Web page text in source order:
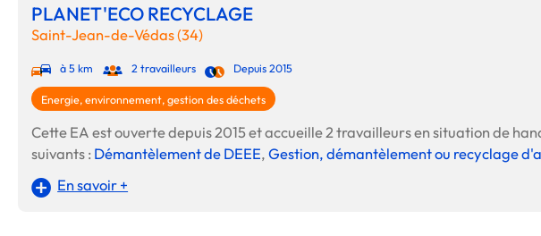
PLANET'ECO RECYCLAGE
Saint-Jean-de-Védas (34)
à 5 km 2 travailleurs Depuis 2015
Energie, environnement, gestion des déchets
Cette EA est ouverte depuis 2015 et accueille 2 travailleurs en situation de
suivants : Démantèlement de DEEE,Gestion, démantèlement ou recyclage
En savoir +